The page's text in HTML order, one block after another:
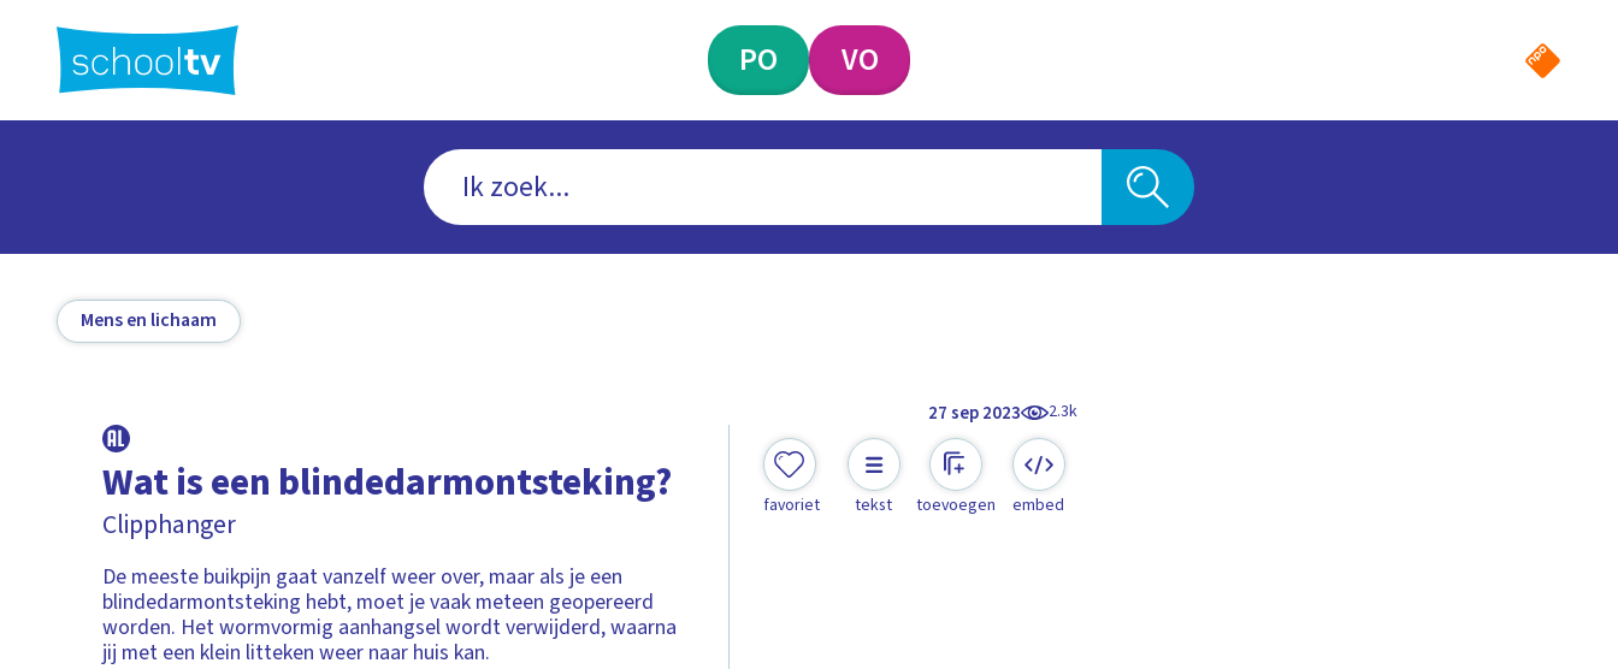
hoofdinhoud
PO VO
Mens en lichaam
27 sep 2023 2.3k
Wat is een blindedarmontsteking?
Clipphanger
De meeste buikpijn gaat vanzelf weer over, maar als je een
blindedarmontsteking hebt, moet je vaak meteen geopereerd
worden. Het wormvormig aanhangsel wordt verwijderd, waarna
jij met een klein litteken weer naar huis kan.
favoriet tekst toevoegen embed